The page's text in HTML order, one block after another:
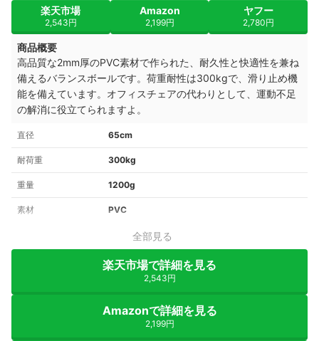
楽天市場
2,543円
Amazon
2,199円
ヤフー
2,780円
商品概要
高品質な2mm厚のPVC素材で作られた、耐久性と快適性を兼ね
備えるバランスボールです。荷重耐性は300kgで、滑り止め機
能を備えています。オフィスチェアの代わりとして、運動不足
の解消に役立てられますよ。
直径 65cm
耐荷重 300kg
重量 1200g
素材 PVC
全部見る
楽天市場で詳細を見る
2,543円
Amazonで詳細を見る
2,199円